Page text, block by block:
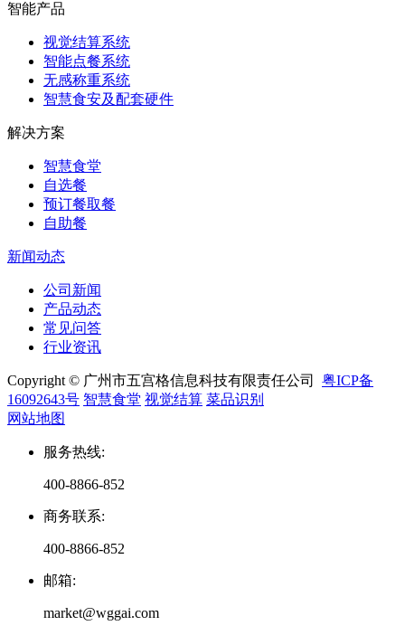
智能产品
视觉结算系统
智能点餐系统
无感称重系统
智慧食安及配套硬件
解决方案
智慧食堂
自选餐
预订餐取餐
自助餐
新闻动态
公司新闻
产品动态
常见问答
行业资讯
Copyright © 广州市五宫格信息科技有限责任公司 粤ICP备
16092643号 智慧食堂 视觉结算 菜品识别
网站地图
服务热线:
400-8866-852
商务联系:
400-8866-852
邮箱:
market@wggai.com